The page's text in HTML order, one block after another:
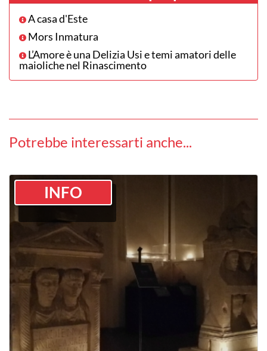
A casa d'Este
Mors Inmatura
L’Amore è una Delizia Usi e temi amatori delle
maioliche nel Rinascimento
Potrebbe interessarti anche...
INFO